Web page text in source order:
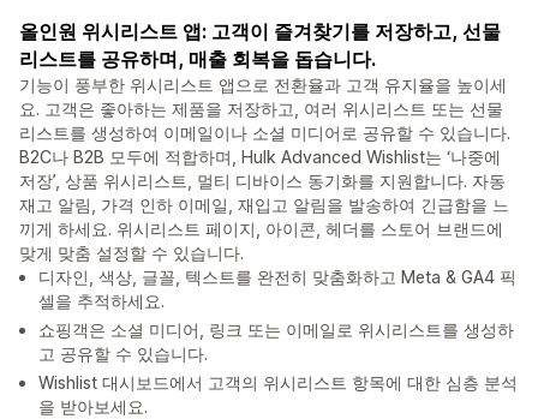
올인원 위시리스트 앱: 고객이 즐겨찾기를 저장하고, 선물
리스트를 공유하며, 매출 회복을 돕습니다.
기능이 풍부한 위시리스트 앱으로 전환율과 고객 유지율을 높이세
요. 고객은 좋아하는 제품을 저장하고, 여러 위시리스트 또는 선물
리스트를 생성하여 이메일이나 소셜 미디어로 공유할 수 있습니다.
B2C나 B2B 모두에 적합하며, Hulk Advanced Wishlist는 ‘나중에
저장’, 상품 위시리스트, 멀티 디바이스 동기화를 지원합니다. 자동
재고 알림, 가격 인하 이메일, 재입고 알림을 발송하여 긴급함을 느
끼게 하세요. 위시리스트 페이지, 아이콘, 헤더를 스토어 브랜드에
맞게 맞춤 설정할 수 있습니다.
디자인, 색상, 글꼴, 텍스트를 완전히 맞춤화하고 Meta & GA4 픽
셀을 추적하세요.
쇼핑객은 소셜 미디어, 링크 또는 이메일로 위시리스트를 생성하
고 공유할 수 있습니다.
Wishlist 대시보드에서 고객의 위시리스트 항목에 대한 심층 분석
을 받아보세요.